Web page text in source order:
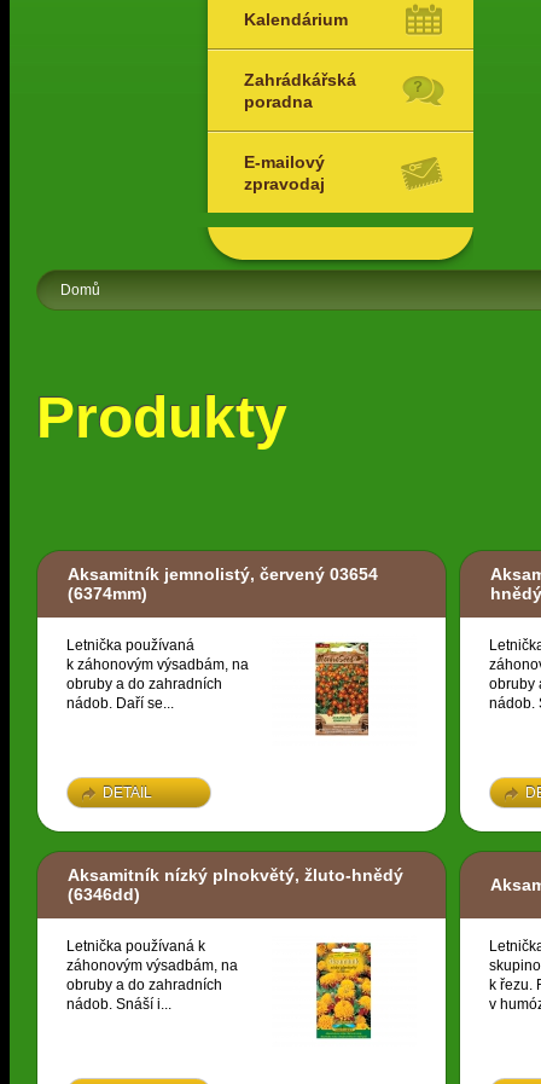
Kalendárium
Zahrádkářská
poradna
E-mailový
zpravodaj
Domů
Produkty
Aksamitník jemnolistý, červený 03654
(6374mm)
Letnička používaná
k záhonovým výsadbám, na
obruby a do zahradních
nádob. Daří se...
DETAIL
hnědý
obruby
nádob.
Aksamitník nízký plnokvětý, žluto-hnědý
(6346dd)
Letnička používaná k
záhonovým výsadbám, na
obruby a do zahradních
nádob. Snáší i...
k řezu.
v